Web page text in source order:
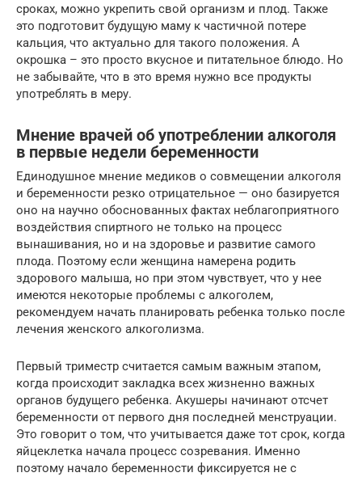
сроках, можно укрепить свой организм и плод. Также
это подготовит будущую маму к частичной потере
кальция, что актуально для такого положения. А
окрошка – это просто вкусное и питательное блюдо. Но
не забывайте, что в это время нужно все продукты
употреблять в меру.
Мнение врачей об употреблении алкоголя
в первые недели беременности
Единодушное мнение медиков о совмещении алкоголя
и беременности резко отрицательное — оно базируется
оно на научно обоснованных фактах неблагоприятного
воздействия спиртного не только на процесс
вынашивания, но и на здоровье и развитие самого
плода. Поэтому если женщина намерена родить
здорового малыша, но при этом чувствует, что у нее
имеются некоторые проблемы с алкоголем,
рекомендуем начать планировать ребенка только после
лечения женского алкоголизма.
Первый триместр считается самым важным этапом,
когда происходит закладка всех жизненно важных
органов будущего ребенка. Акушеры начинают отсчет
беременности от первого дня последней менструации.
Это говорит о том, что учитывается даже тот срок, когда
яйцеклетка начала процесс созревания. Именно
поэтому начало беременности фиксируется не с